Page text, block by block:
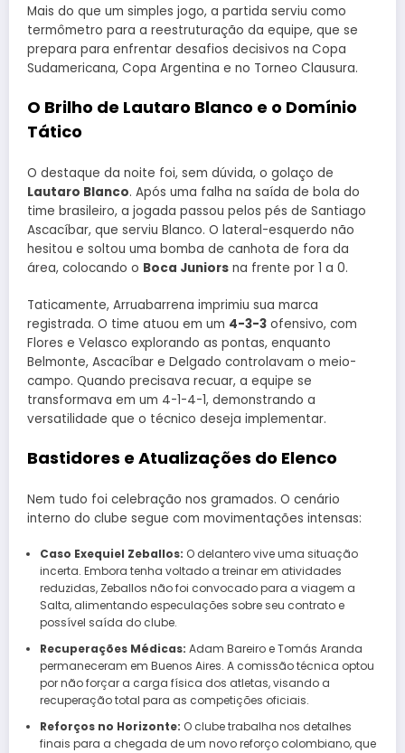
Mais do que um simples jogo, a partida serviu como
termômetro para a reestruturação da equipe, que se
prepara para enfrentar desafios decisivos na Copa
Sudamericana, Copa Argentina e no Torneo Clausura.
O Brilho de Lautaro Blanco e o Domínio
Tático
O destaque da noite foi, sem dúvida, o golaço de
Lautaro Blanco. Após uma falha na saída de bola do
time brasileiro, a jogada passou pelos pés de Santiago
Ascacíbar, que serviu Blanco. O lateral-esquerdo não
hesitou e soltou uma bomba de canhota de fora da
área, colocando o Boca Juniors na frente por 1 a 0.
Taticamente, Arruabarrena imprimiu sua marca
registrada. O time atuou em um 4-3-3 ofensivo, com
Flores e Velasco explorando as pontas, enquanto
Belmonte, Ascacíbar e Delgado controlavam o meio-
campo. Quando precisava recuar, a equipe se
transformava em um 4-1-4-1, demonstrando a
versatilidade que o técnico deseja implementar.
Bastidores e Atualizações do Elenco
Nem tudo foi celebração nos gramados. O cenário
interno do clube segue com movimentações intensas:
Caso Exequiel Zeballos: O delantero vive uma situação
incerta. Embora tenha voltado a treinar em atividades
reduzidas, Zeballos não foi convocado para a viagem a
Salta, alimentando especulações sobre seu contrato e
possível saída do clube.
Recuperações Médicas: Adam Bareiro e Tomás Aranda
permaneceram em Buenos Aires. A comissão técnica optou
por não forçar a carga física dos atletas, visando a
recuperação total para as competições oficiais.
Reforços no Horizonte: O clube trabalha nos detalhes
finais para a chegada de um novo reforço colombiano, que